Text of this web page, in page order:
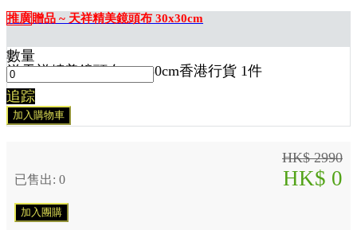
推廣贈品 ~ 天祥精美鏡頭布 30x30cm
送天祥精美鏡頭布 30x30cm香港行貨 1件
數量
追踪
加入購物車
HK$ 2990
已售出: 0 HK$ 0
加入團購